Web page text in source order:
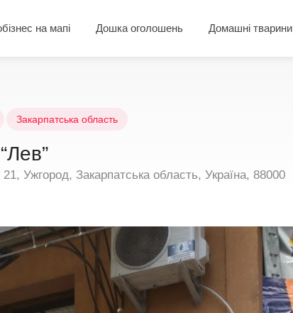
на мапі Дошка оголошень Домашні тварини
Закарпатська область
Ужгород, Закарпатська область, Україна, 88000